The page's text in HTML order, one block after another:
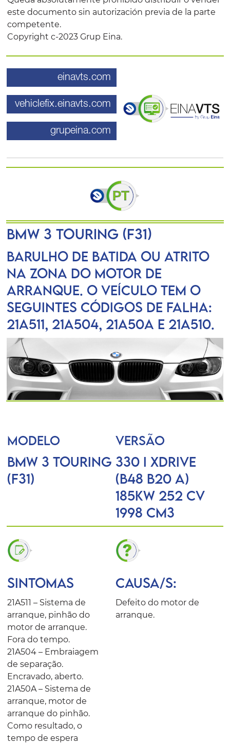
este documento sin autorización previa de la parte
competente.
Copyright c-2023 Grup Eina.
einavts.com
vehiclefix.einavts.com
grupeina.com
BMW 3 Touring (F31)
Barulho de batida ou atrito
na zona do motor de
arranque. O veículo tem o
seguintes códigos de falha:
21A511, 21A504, 21A50A e 21A510.
MODELO VERSÃO
BMW 3 Touring
(F31)
330 i xDrive
(B48 B20 A)
185KW 252 CV
1998 Cm3
SINTOMAS CAUSA/S:
21A511 – Sistema de
arranque, pinhão do
motor de arranque.
Fora do tempo.
21A504 – Embraiagem
de separação.
Encravado, aberto.
21A50A – Sistema de
arranque, motor de
arranque do pinhão.
Como resultado, o
tempo de espera
Defeito do motor de
arranque.